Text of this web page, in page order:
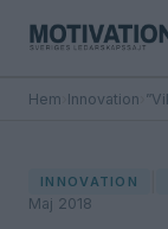
Hem Innovation
INNOVATION
Maj 2018